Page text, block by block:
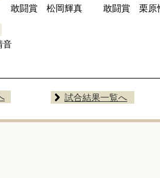
敢闘賞 松岡輝真 敢闘賞 栗原
音
試合結果一覧へ